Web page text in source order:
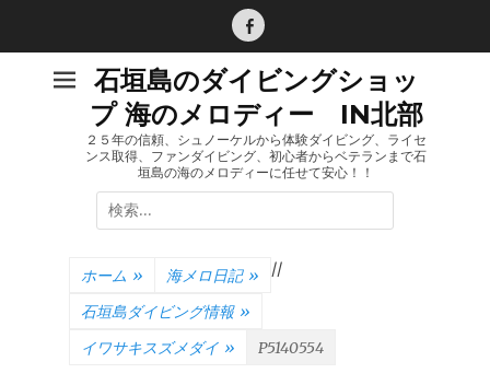
Facebook
石垣島のダイビングショッ
プ 海のメロディー IN北部
２５年の信頼、シュノーケルから体験ダイビング、ライセ
ンス取得、ファンダイビング、初心者からベテランまで石
垣島の海のメロディーに任せて安心！！
検
索:
ホーム » 海メロ日記 » /
石垣島ダイビング情報 »
/
イワサキスズメダイ » P5140554